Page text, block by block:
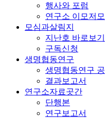
행사와 포럼
연구소 이모저모
모심과살림지
지난호 바로보기
구독신청
생명협동연구
생명협동연구
결과보고서
연구소자료곳간
단행본
연구보고서